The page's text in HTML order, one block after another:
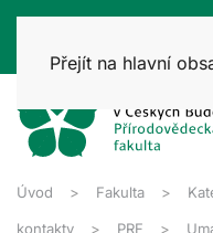
Přejít na hlavní
Úvod Fakulta
kontakty PRF